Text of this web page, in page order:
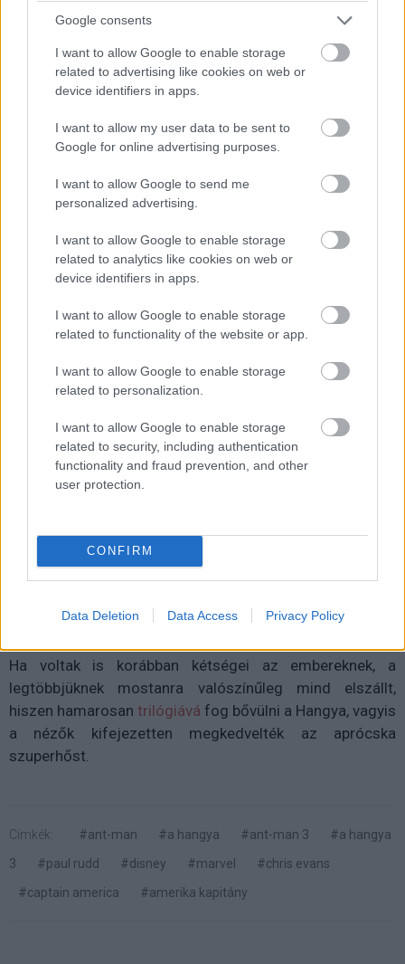
Google consents
I want to allow Google to enable storage
related to advertising like cookies on web or
device identifiers in apps.
I want to allow my user data to be sent to
Google for online advertising purposes.
I want to allow Google to send me
personalized advertising.
I want to allow Google to enable storage
related to analytics like cookies on web or
device identifiers in apps.
I want to allow Google to enable storage
related to functionality of the website or app.
I want to allow Google to enable storage
related to personalization.
I want to allow Google to enable storage
related to security, including authentication
functionality and fraud prevention, and other
user protection.
CONFIRM
Data Deletion Data Access Privacy Policy
ő kapta meg a szuperhős szerepét:
Mikor hivatalossá vált, hogy enyém a szerep,
rögtön elújságoltam néhány embernek a nagy
hírt, akik azonban azt se tudták, hogy mit tud ez a
hős. Ezért elmondtam nekik, hogy mik a
képességei, erre azonban kinevettek, mert egy
nagyközönségből pedig sokan még azon is
meglepődtek, hogy engem választottak ki a
szerepre, hiszen nem én vagyok az első színész,
aki az ember eszébe jut, ha egy ilyen
szuperhősös filmre gondol. Ami az elején kicsit
hitetlenséget a saját oldalamra állítom, és
igyekeztem egy olyan karaktert megformálni
Hangya képében, aki a legközelebb áll az
átlagemberhez.
Ha voltak is korábban kétségei az embereknek, a
legtöbbjüknek mostanra valószínűleg mind elszállt,
hiszen hamarosan trilógiává fog bővülni a Hangya, vagyis
a nézők kifejezetten megkedvelték az aprócska
szuperhőst.
Címkék: #ant-man #a hangya #ant-man 3
#a hangya
3
#paul rudd #disney #marvel
#chris evans
#captain america
#amerika kapitány